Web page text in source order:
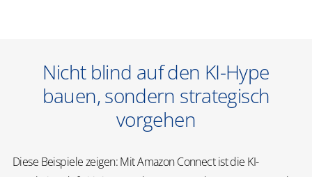
Nicht blind auf den KI-Hype
bauen, sondern strategisch
vorgehen
Diese Beispiele zeigen: Mit Amazon Connect ist die KI-